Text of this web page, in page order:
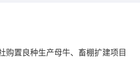
购置良种生产母牛、畜棚扩建项目